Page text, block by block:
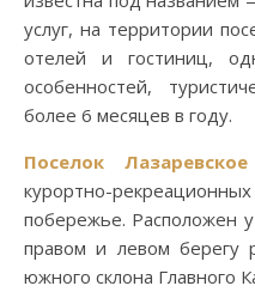
услуг, на территории
отелей и гостиниц,
особенностей,
более 6 месяцев в году.
Поселок Лазаревское
курортно-
побережье. Расположен
правом и левом берегу
южного склона Главного